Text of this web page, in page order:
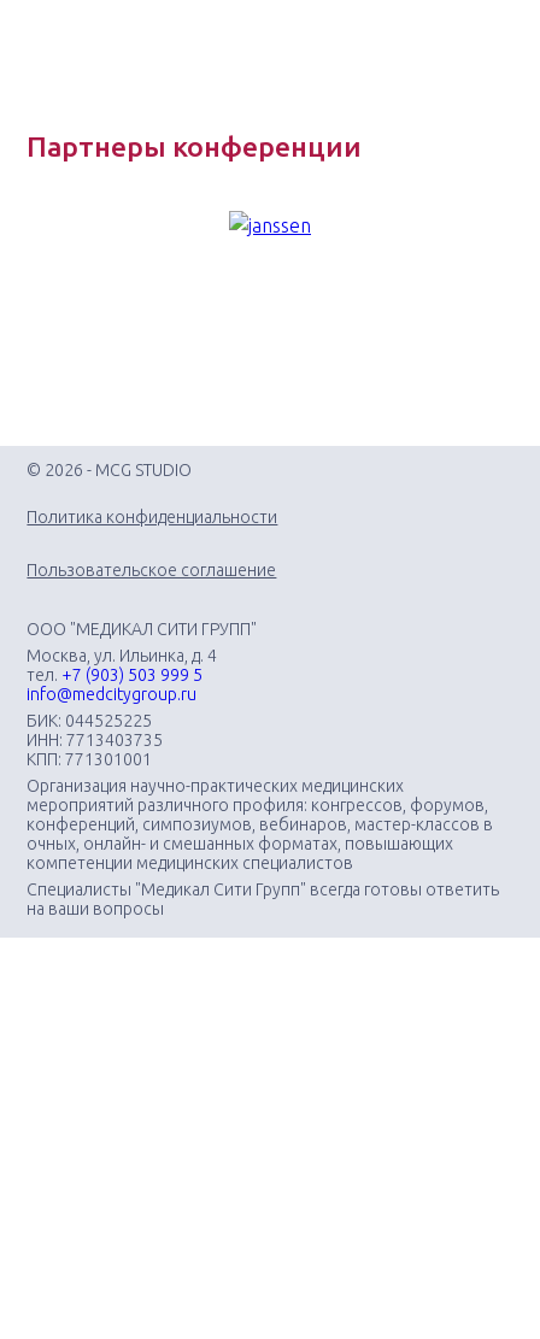
Партнеры конференции
© 2026 - MCG STUDIO
Политика конфиденциальности
Пользовательское соглашение
ООО "МЕДИКАЛ СИТИ ГРУПП"
Москва, ул. Ильинка, д. 4
тел. +7 (903) 503 999 5
info@medcitygroup.ru
БИК: 044525225
ИНН: 7713403735
КПП: 771301001
Организация научно-практических медицинских
мероприятий различного профиля: конгрессов, форумов,
конференций, симпозиумов, вебинаров, мастер-классов в
очных, онлайн- и смешанных форматах, повышающих
компетенции медицинских специалистов
Специалисты "Медикал Сити Групп" всегда готовы ответить
на ваши вопросы